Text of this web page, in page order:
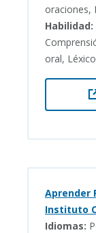
oraciones,
Habilidad:
oral,
Aprender
Instituto
Idiomas: